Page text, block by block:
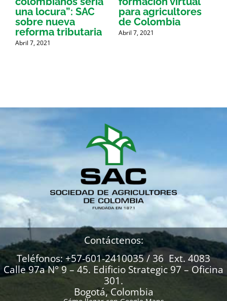
una locura”: SAC
sobre nueva
reforma tributaria
Abril 7, 2021
para agricultores
de Colombia
Abril 7, 2021
Contáctenos:
Teléfonos: +57-601-2410035 / 36 Ext. 4083
Calle 97a N° 9 – 45. Edificio Strategic 97 – Oficina
301.
Bogotá, Colombia